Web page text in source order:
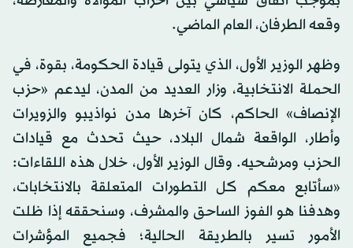
وقعه الطرفان، العام الماضي.
وظهر الوزير الأول، الذي يتولى قيادة الحكومة، بقوة، في
الحملة الانتخابية، وزار العديد من المدن، ليدعم «حزب
الإنصاف» الحاكم، كان آخرها مدن نواذيبو والزويرات
وأطار، الواقعة شمال البلاد، حيث تحدث مع قيادات
الحزب ومرشحيه. وقال الوزير الأول، خلال هذه اللقاءات:
«سأتابع معكم كل التطورات المتعلقة بالانتخابات،
وهدفنا هو الفوز الساحق والمشرف، وسنحققه إذا ظلت
الأمور تسير بالطريقة الحالية؛ فجميع المؤشرات